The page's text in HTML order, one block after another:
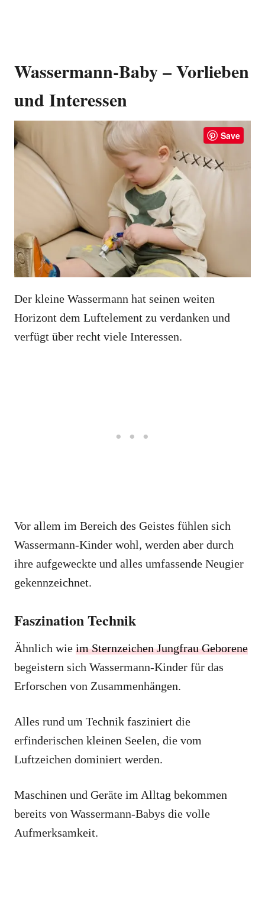
Wassermann-Baby – Vorlieben
und Interessen
Save
Der kleine Wassermann hat seinen weiten
Horizont dem Luftelement zu verdanken und
verfügt über recht viele Interessen.
Vor allem im Bereich des Geistes fühlen sich
Wassermann-Kinder wohl, werden aber durch
ihre aufgeweckte und alles umfassende Neugier
gekennzeichnet.
Faszination Technik
Ähnlich wie im Sternzeichen Jungfrau Geborene
begeistern sich Wassermann-Kinder für das
Erforschen von Zusammenhängen.
Alles rund um Technik fasziniert die
erfinderischen kleinen Seelen, die vom
Luftzeichen dominiert werden.
Maschinen und Geräte im Alltag bekommen
bereits von Wassermann-Babys die volle
Aufmerksamkeit.